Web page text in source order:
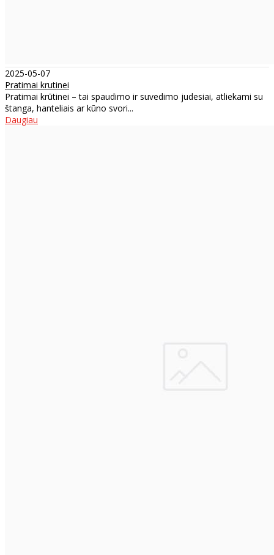
2025-05-07
Pratimai krutinei
Pratimai krūtinei – tai spaudimo ir suvedimo judesiai, atliekami su
štanga, hanteliais ar kūno svori...
Daugiau